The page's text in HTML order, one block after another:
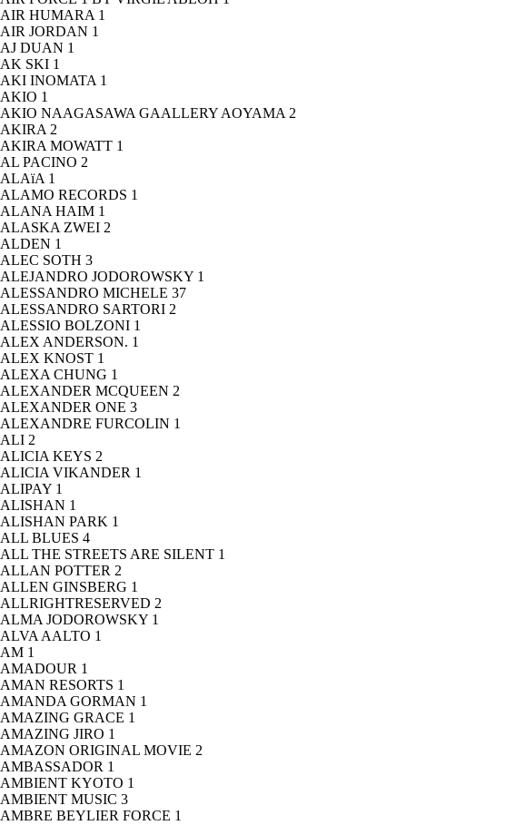
AIR HUMARA 1
AIR JORDAN 1
AJ DUAN 1
AK SKI 1
AKI INOMATA 1
AKIO 1
AKIO NAAGASAWA GAALLERY AOYAMA 2
AKIRA 2
AKIRA MOWATT 1
AL PACINO 2
ALAïA 1
ALAMO RECORDS 1
ALANA HAIM 1
ALASKA ZWEI 2
ALDEN 1
ALEC SOTH 3
ALEJANDRO JODOROWSKY 1
ALESSANDRO MICHELE 37
ALESSANDRO SARTORI 2
ALESSIO BOLZONI 1
ALEX ANDERSON. 1
ALEX KNOST 1
ALEXA CHUNG 1
ALEXANDER MCQUEEN 2
ALEXANDER ONE 3
ALEXANDRE FURCOLIN 1
ALI 2
ALICIA KEYS 2
ALICIA VIKANDER 1
ALIPAY 1
ALISHAN 1
ALISHAN PARK 1
ALL BLUES 4
ALL THE STREETS ARE SILENT 1
ALLAN POTTER 2
ALLEN GINSBERG 1
ALLRIGHTRESERVED 2
ALMA JODOROWSKY 1
ALVA AALTO 1
AM 1
AMADOUR 1
AMAN RESORTS 1
AMANDA GORMAN 1
AMAZING GRACE 1
AMAZING JIRO 1
AMAZON ORIGINAL MOVIE 2
AMBASSADOR 1
AMBIENT KYOTO 1
AMBIENT MUSIC 3
AMBRE BEYLIER FORCE 1